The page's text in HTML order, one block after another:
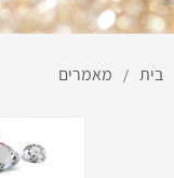
בית / מאמרים